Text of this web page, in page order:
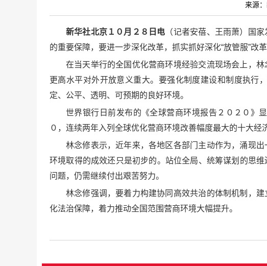
来源
新华社北京１０月２８日电 （记者安蓓、王雨萧）国
的重要保障，要进一步深化改革，抓实抓好深化“放管服”改
在当天举行的全国优化营商环境经验交流现场会上，
更高水平对外开放意义重大。要强化制度建设和制度执行
定、公平、透明、可预期的良好环境。
世界银行日前发布的《全球营商环境报告２０２０》
０，连续两年入列全球优化营商环境改善幅度最大的十大经
林念修表示，近年来，各地区各部门主动作为，涌现
环境取得的成效还只是初步的。站位全局、统筹谋划的思
问题，仍需继续付出艰苦努力。
林念修强调，要着力构建协同高效共治的体制机制，
化法治保障，着力推动全国范围营商环境大幅提升。